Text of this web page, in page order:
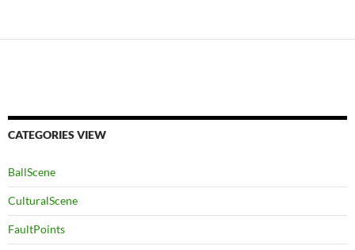
CATEGORIES VIEW
BallScene
CulturalScene
FaultPoints